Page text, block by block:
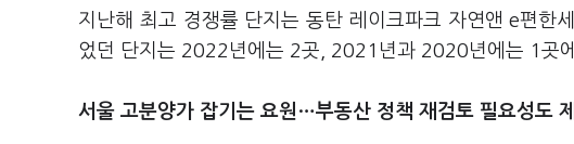
지난해 최고 경쟁률 단지는 동탄 레이크파크 자연앤 e편
었던 단지는 2022년에는 2곳, 2021년과 2020년에는 1곳
서울 고분양가 잡기는 요원…부동산 정책 재검토 필요성도 제